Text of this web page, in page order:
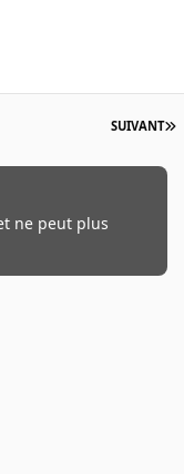
SUIVANT
ne peut plus